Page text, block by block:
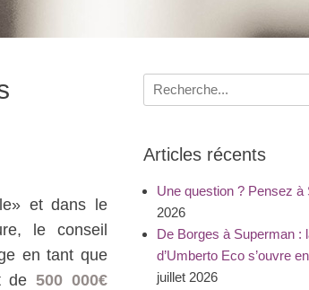
et dans le
le conseil
en tant que
de500 000€
Recherche
pour
Articles récents
Une question ? Pensez à
2026
De Borges à Superman :
d’Umberto Eco s’ouvre
juillet 2026